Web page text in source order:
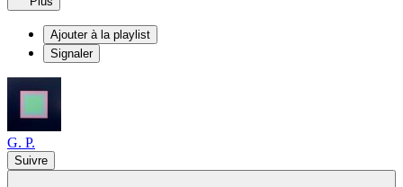
Ajouter à la playlist
Signaler
G. P.
Suivre